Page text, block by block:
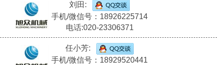
刘田:
手机/微信号：18926225714
电话:020-23306371
任小芳:
手机/微信号：18929520441